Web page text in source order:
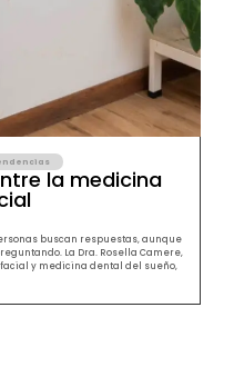
la medicina
buscan respuestas, aunque
La Dra. Rosella Camere,
y medicina dental del sueño,